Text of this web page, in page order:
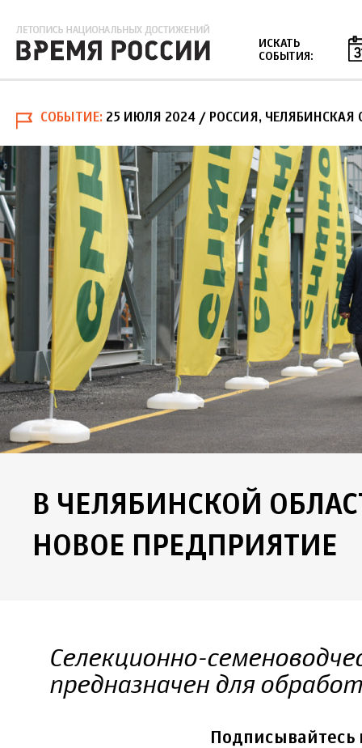
ИСКАТЬ
СОБЫТИЯ:
СОБЫТИЕ 25 ИЮЛЯ 2024 / РОССИЯ, ЧЕЛЯБИНСКАЯ
В ЧЕЛЯБИНСКОЙ
НОВОЕ ПРЕДПРИЯТИЕ
Селекционно-
предназначен для